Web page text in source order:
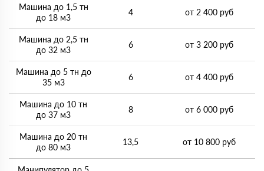
Машина до 1,5 тн
до 18 м3
4 от 2 400 руб
Машина до 2,5 тн
до 32 м3
6 от 3 200 руб
Машина до 5 тн до
35 м3
6 от 4 400 руб
Машина до 10 тн
до 37 м3
8 от 6 000 руб
Машина до 20 тн
до 80 м3
13,5 от 10 800 руб